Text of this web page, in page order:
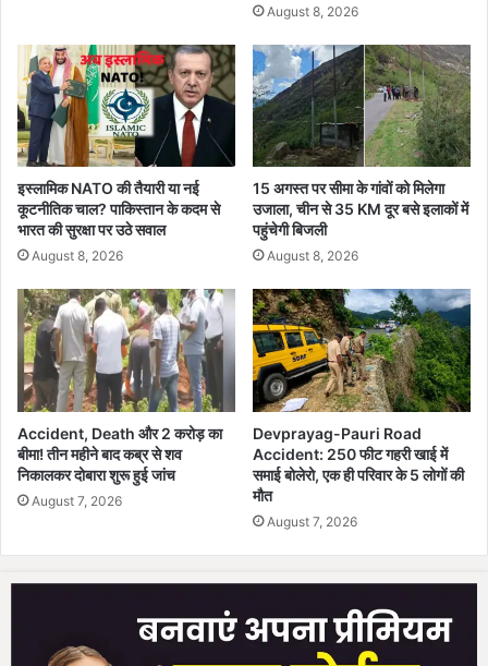
र
की
का
र्र
वा
ई
से
म
चा
ह
कं
August 8, 2026
इस्लामिक NATO की तैयारी या नई
कूटनीतिक चाल? पाकिस्तान के कदम से
भारत की सुरक्षा पर उठे सवाल
August 8, 2026
15 अगस्त पर सीमा के गांवों को मिलेगा
उजाला, चीन से 35 KM दूर बसे इलाकों में
पहुंचेगी बिजली
August 8, 2026
Accident, Death और 2 करोड़ का
बीमा! तीन महीने बाद कब्र से शव
निकालकर दोबारा शुरू हुई जांच
August 7, 2026
Devprayag-Pauri Road
Accident: 250 फीट गहरी खाई में
समाई बोलेरो, एक ही परिवार के 5 लोगों की
मौत
August 7, 2026